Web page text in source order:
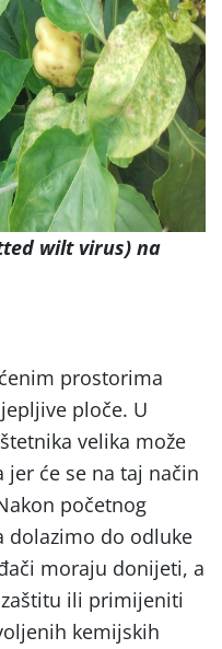
wilt virus) na
prostorima
ploče. U
velika može
će se na taj način
početnog
dolazimo do odluke
moraju donijeti, a
ili primijeniti
kemijskih